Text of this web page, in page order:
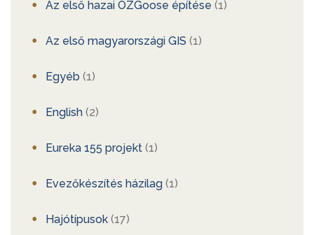
Az első hazai OZGoose építése (1)
Az első magyarországi GIS (1)
Egyéb (1)
English (2)
Eureka 155 projekt (1)
Evezőkészítés házilag (1)
Hajótípusok (17)